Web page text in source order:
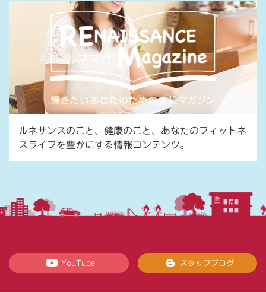
ルネサンスのこと、健康のこと、あなたのフィットネ
スライフを豊かにする情報コンテンツ。
YouTube スタッフブログ